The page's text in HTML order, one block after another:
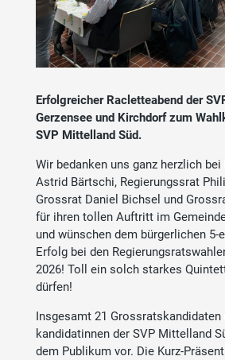
Erfolgreicher Racletteabend der
Gerzensee und Kirchdorf zum
SVP Mittelland Süd.
Wir bedanken uns ganz herzlich
Astrid Bärtschi, Regierungssrat
Grossrat Daniel Bichsel und
für ihren tollen Auftritt im
und wünschen dem bürgerlichen 5-
Erfolg bei den
2026! Toll ein solch starkes
dürfen!
Insgesamt 21 Grossratskandidaten
kandidatinnen der SVP Mittelland
dem Publikum vor. Die Kurz-